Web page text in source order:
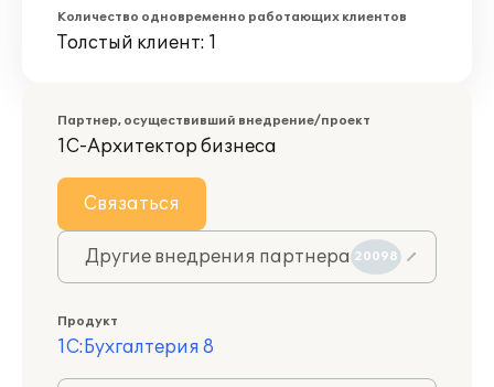
Количество одновременно работающих клиентов
Толстый клиент: 1
Партнер, осуществивший внедрение/проект
1С-Архитектор бизнеса
Связаться
Другие внедрения партнера 20098
Продукт
1С:Бухгалтерия 8